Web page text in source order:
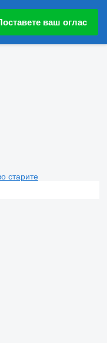
ваш оглас
старите